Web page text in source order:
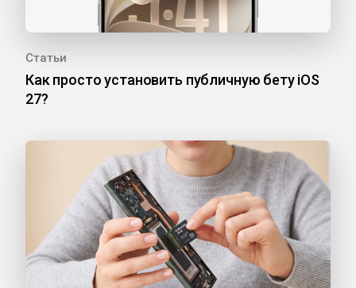
Статьи
Как просто установить публичную бету iOS
27?